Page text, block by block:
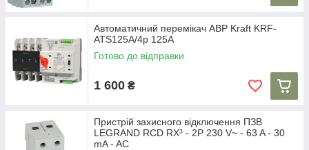
Автоматичний перемікач АВР Kraft KRF-
ATS125A/4p 125А
Готово до відправки
1 600 ₴
Пристрій захисного відключення ПЗВ
LEGRAND RCD RX³ - 2P 230 V~ - 63 A - 30
mA - AC